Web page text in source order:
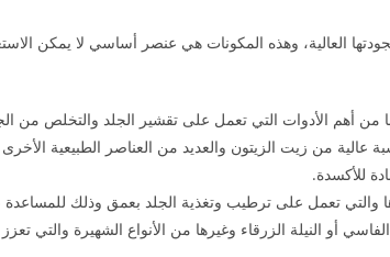
العالية، وهذه المكونات هي عنصر أساسي لا يمكن
من أهم الأدوات التي تعمل على تقشير الجلد والتخلص من
عالية من زيت الزيتون والعديد من العناصر الطبيعية
للأكسدة.
والتي تعمل على ترطيب وتغذية الجلد بعمق وذلك
أو النيلة الزرقاء وغيرها من الأنواع الشهيرة والتي